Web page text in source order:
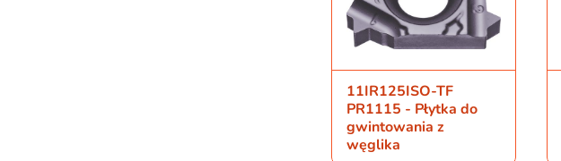
11IR125ISO-TF
PR1115 - Płytka do
gwintowania z
węglika